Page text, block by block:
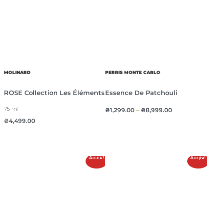
MOLINARD
ROSE Collection Les Éléments
75 ml
₴4,499.00
PERRIS MONTE CARLO
Essence De Patchouli
₴1,299.00 – ₴8,999.00
Акція! Акція!